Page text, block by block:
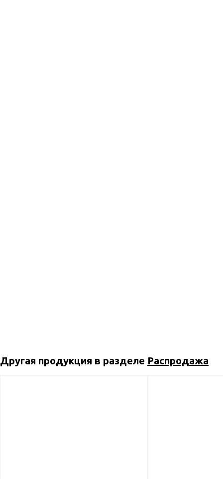
Другая продукция в разделе Распродажа